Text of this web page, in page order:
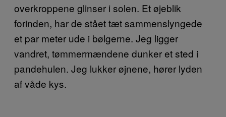
overkroppene glinser i solen. Et øjeblik
forinden, har de stået tæt sammenslyngede
et par meter ude i bølgerne. Jeg ligger
vandret, tømmermændene dunker et sted i
pandehulen. Jeg lukker øjnene, hører lyden
af våde kys.